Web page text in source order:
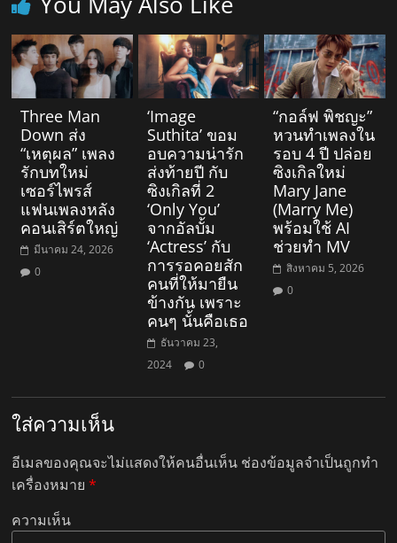
Three Man
Down ส่ง
“เหตุผล” เพลง
รักบทใหม่
เซอร์ไพรส์
แฟนเพลงหลัง
คอนเสิร์ตใหญ่
มีนาคม 24, 2026
0
‘Image
Suthita’ ขอม
อบความน่ารัก
ส่งท้ายปี กับ
ซิงเกิลที่ 2
‘Only You’
จากอัลบั้ม
‘Actress’ กับ
การรอคอยสัก
คนที่ให้มายืน
ข้างกัน เพราะ
คนๆ นั้นคือเธอ
ธันวาคม 23,
2024
0
“กอล์ฟ พิชญะ”
หวนทำเพลงใน
รอบ 4 ปี ปล่อย
ซิงเกิลใหม่
Mary Jane
(Marry Me)
พร้อมใช้ AI
ช่วยทำ MV
สิงหาคม 5, 2026
0
ใส่ความเห็น
อีเมลของคุณจะไม่แสดงให้คนอื่นเห็น ช่องข้อมูลจำเป็นถูกทำ
เครื่องหมาย*
ความเห็น